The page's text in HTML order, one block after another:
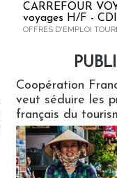
CARREFOUR
voyages H/F -
OFFRES D'EMPLOI
Coopération
veut séduire les
français du